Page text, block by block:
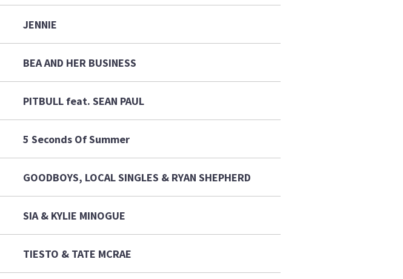
JENNIE
BEA AND HER BUSINESS
PITBULL feat. SEAN PAUL
5 Seconds Of Summer
GOODBOYS, LOCAL SINGLES & RYAN SHEPHERD
SIA & KYLIE MINOGUE
TIESTO & TATE MCRAE